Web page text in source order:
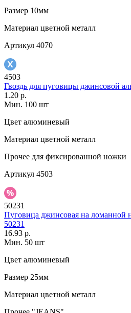
Размер 10мм
Материал цветной металл
Артикул 4070
4503
Гвоздь для пуговицы джинсовой
1.20 р.
Мин. 100 шт
Цвет алюминевый
Материал цветной металл
Прочее для фиксированной ножки
Артикул 4503
50231
Пуговица джинсовая на
50231
16.93 р.
Мин. 50 шт
Цвет алюминевый
Размер 25мм
Материал цветной металл